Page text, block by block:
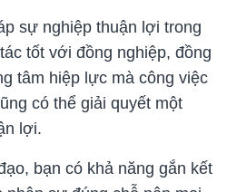
sự nghiệp thuận lợi trong
tốt với đồng nghiệp, đồng
tâm hiệp lực mà công việc
có thể giải quyết một
lợi.
bạn có khả năng gắn kết